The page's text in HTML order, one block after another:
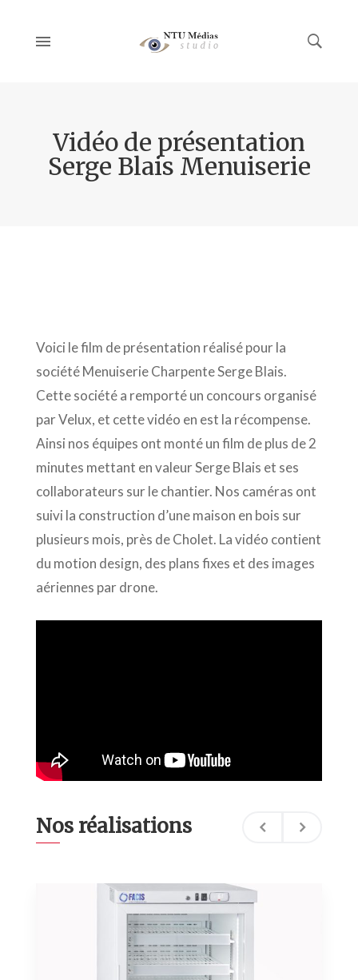
Vidéo de présentation
Serge Blais Menuiserie
Voici le film de présentation réalisé pour la
société Menuiserie Charpente Serge Blais.
Cette société a remporté un concours organisé
par Velux, et cette vidéo en est la récompense.
Ainsi nos équipes ont monté un film de plus de 2
minutes mettant en valeur Serge Blais et ses
collaborateurs sur le chantier. Nos caméras ont
suivi la construction d’une maison en bois sur
plusieurs mois, près de Cholet. La vidéo contient
du motion design, des plans fixes et des images
aériennes par drone.
Nos réalisations